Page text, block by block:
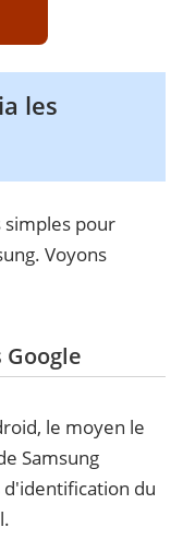
les
pour
Voyons
le moyen le
Samsung
du